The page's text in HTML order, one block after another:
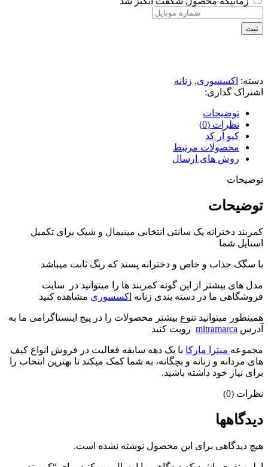
ثبت
دسته: اکسسوری, زنانه
اشتراک گذاری:
توضیحات
نظرات (0)
کیو آر کد
محصولات مرتبط
روش های ارسال
توضیحات
توضیحات
کمربند دخترانه یک سانتی انتخابی مینیمال و شیک برای تکمیل
استایل شما
با سگک جذاب و خاص و دخترانه پسند که رنگ ثابت میباشد
مدل های بیشتر از این گونه کمربند ها را میتوانید در سایت
فروشگاهی ما در دسته بندی زنانه اکسسوری مشاهده کنید
همینطور میتوانید تنوع بیشتر محصولات را در پیج اینستاگرامی ما به
آدرس mitramarca رویت کنید
مجموعه میترا مارکا با یک دهه سابقه فعالیت در فروش انواع کیف
های مردانه و زنانه و بچگانه، به شما کمک میکند تا بهترین انتخاب را
برای نیاز خود داشته باشید.
نظرات (0)
دیدگاهها
هیچ دیدگاهی برای این محصول نوشته نشده است.